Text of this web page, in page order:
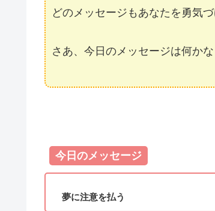
どのメッセージもあなたを勇気
さあ、今日のメッセージは何かな
今日のメッセージ
夢に注意を払う